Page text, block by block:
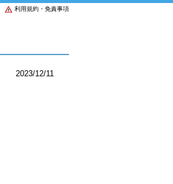
利用規約・免責事項
2023/12/11